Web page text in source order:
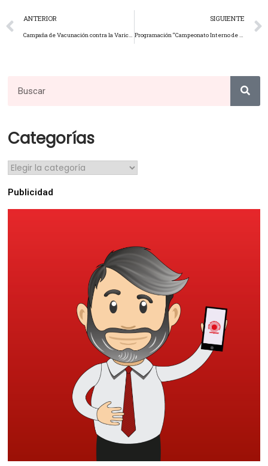
ANTERIOR
Campaña de Vacunación contra la Varicela
SIGUIENTE
Programación “Campeonato Interno de Voley 2024”
Categorías
Publicidad